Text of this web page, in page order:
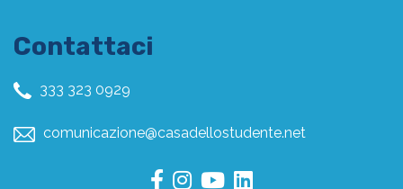
Contattaci
333 323 0929
comunicazione@casadellostudente.net